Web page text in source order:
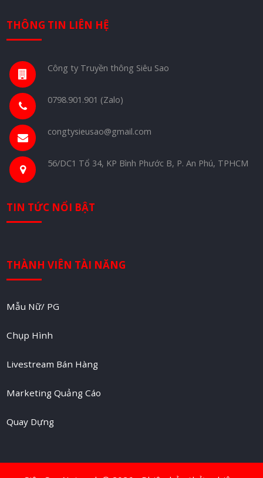
THÔNG TIN LIÊN HỆ
Công ty Truyền thông Siêu Sao
0798.901.901 (Zalo)
congtysieusao@gmail.com
56/DC1 Tổ 34, KP Bình Phước B, P. An Phú, TPHCM
TIN TỨC NỔI BẬT
THÀNH VIÊN TÀI NĂNG
Mẫu Nữ/ PG
Chụp Hình
Livestream Bán Hàng
Marketing Quảng Cáo
Quay Dựng